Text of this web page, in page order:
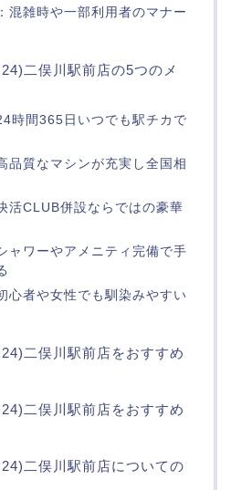
混雑時や一部利用者のマナー
二俣川駅前店の5つのメ
時間365日いつでも駅チカで
品質なマシンが充実し全国相
活CLUB併設ならではの豪華
ャワーやアメニティ完備で手
心者や女性でも馴染みやすい
二俣川駅前店をおすすめ
二俣川駅前店をおすすめ
二俣川駅前店についての